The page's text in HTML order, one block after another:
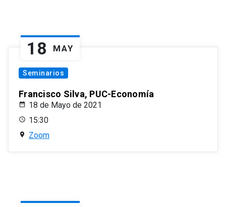
18 MAY
Seminarios
Francisco Silva, PUC-Economía
18 de Mayo de 2021
15:30
Zoom